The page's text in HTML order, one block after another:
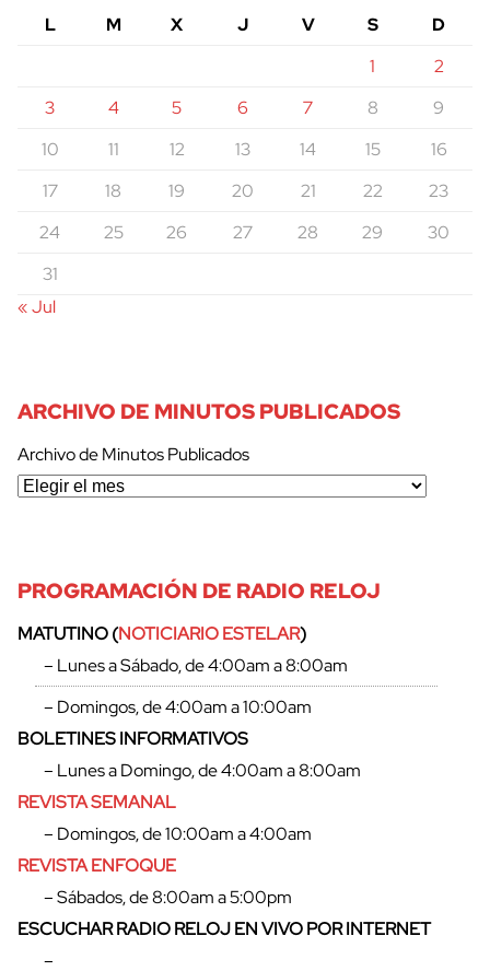
L M X J V S
D
1
2
3
4 5 6 7 8
9
10
11 12 13 14 15
16
17
18 19 20 21 22
23
24
25 26 27 28 29
30
31
« Jul
ARCHIVO DE MINUTOS PUBLICADOS
Archivo de Minutos Publicados
PROGRAMACIÓN DE RADIO RELOJ
MATUTINO (NOTICIARIO ESTELAR)
– Lunes a Sábado, de 4:00am a 8:00am
– Domingos, de 4:00am a 10:00am
BOLETINES INFORMATIVOS
– Lunes a Domingo, de 4:00am a 8:00am
REVISTA SEMANAL
– Domingos, de 10:00am a 4:00am
REVISTA ENFOQUE
– Sábados, de 8:00am a 5:00pm
ESCUCHAR RADIO RELOJ EN VIVO POR INTERNET
–